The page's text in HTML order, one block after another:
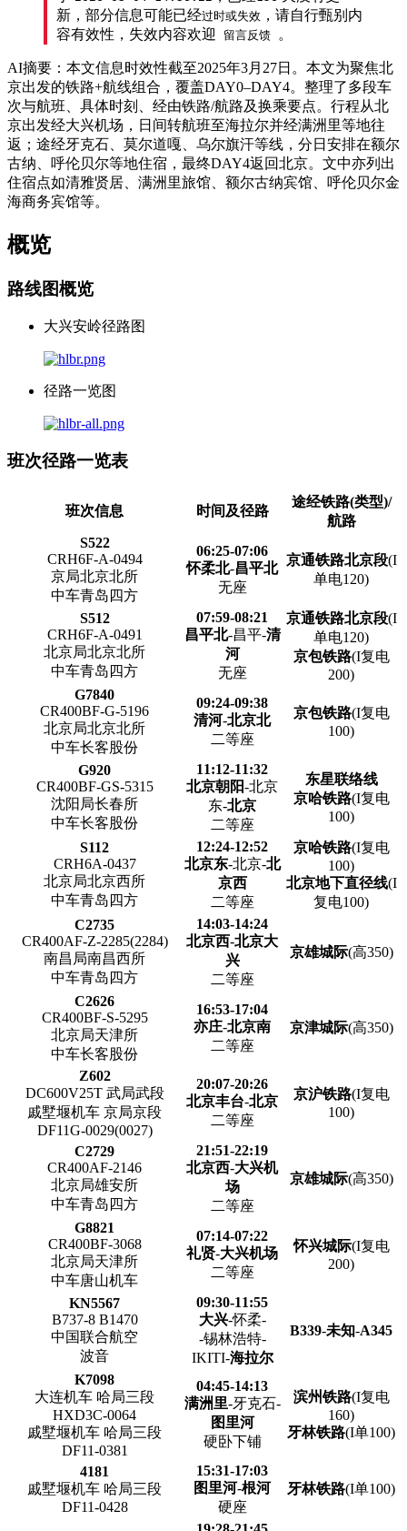
新，部分信息可能已经过时或失效 ，请自行甄别内
容有效性，失效内容欢迎
留言反馈 。
AI摘要：本文信息时效性截至2025年3月27日。本文为聚焦北
京出发的铁路+航线组合，覆盖DAY0–DAY4。整理了多段车
次与航班、具体时刻、经由铁路/航路及换乘要点。行程从北
京出发经大兴机场，日间转航班至海拉尔并经满洲里等地往
返；途经牙克石、莫尔道嘎、乌尔旗汗等线，分日安排在额尔
古纳、呼伦贝尔等地住宿，最终DAY4返回北京。文中亦列出
住宿点如清雅贤居、满洲里旅馆、额尔古纳宾馆、呼伦贝尔金
海商务宾馆等。
概览
路线图概览
大兴安岭径路图
径路一览图
班次径路一览表
班次信息 时间及径路
途经铁路(类型)/
航路
S522
CRH6F-A-0494
京局北京北所
中车青岛四方
06:25-07:06
怀柔北-昌平北
无座
京通铁路北京段(I
单电120)
S512
CRH6F-A-0491
北京局北京北所
中车青岛四方
07:59-08:21
昌平北-昌平-清
河
无座
京通铁路北京段(I
单电120)
京包铁路(I复电
200)
G7840
CR400BF-G-5196
北京局北京北所
中车长客股份
09:24-09:38
清河-北京北
二等座
京包铁路(I复电
100)
G920
CR400BF-GS-5315
沈阳局长春所
中车长客股份
11:12-11:32
北京朝阳-北京
东-北京
二等座
东星联络线
京哈铁路(I复电
100)
S112
CRH6A-0437
北京局北京西所
中车青岛四方
12:24-12:52
北京东-北京-北
京西
二等座
京哈铁路(I复电
100)
北京地下直径线(I
复电100)
C2735
CR400AF-Z-2285(2284)
南昌局南昌西所
中车青岛四方
14:03-14:24
北京西-北京大
兴
二等座
京雄城际(高350)
C2626
CR400BF-S-5295
北京局天津所
中车长客股份
16:53-17:04
亦庄-北京南
二等座
京津城际(高350)
Z602
DC600V25T 武局武段
戚墅堰机车 京局京段
DF11G-0029(0027)
20:07-20:26
北京丰台-北京
二等座
京沪铁路(I复电
100)
C2729
CR400AF-2146
北京局雄安所
中车青岛四方
21:51-22:19
北京西-大兴机
场
二等座
京雄城际(高350)
G8821
CR400BF-3068
北京局天津所
中车唐山机车
07:14-07:22
礼贤-大兴机场
二等座
怀兴城际(I复电
200)
KN5567
B737-8 B1470
中国联合航空
波音
09:30-11:55
大兴-怀柔-
-锡林浩特-
IKITI-海拉尔
B339-未知-A345
K7098
大连机车 哈局三段
HXD3C-0064
戚墅堰机车 哈局三段
DF11-0381
04:45-14:13
满洲里-牙克石-
图里河
硬卧下铺
滨州铁路(I复电
160)
牙林铁路(I单100)
4181
戚墅堰机车 哈局三段
DF11-0428
15:31-17:03
图里河-根河
硬座
牙林铁路(I单100)